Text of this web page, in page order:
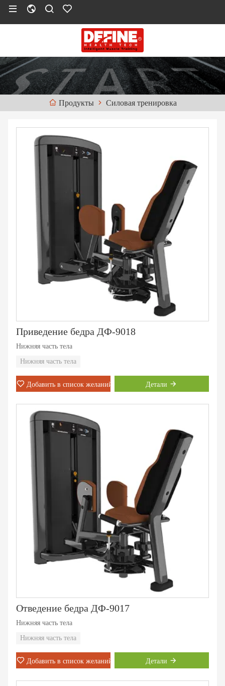
Продукты Силовая тренировка
Приведение бедра ДФ-9018
Нижняя часть тела
Нижняя часть тела
Добавить в список желаний Детали
Отведение бедра ДФ-9017
Нижняя часть тела
Нижняя часть тела
Добавить в список желаний Детали